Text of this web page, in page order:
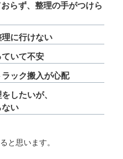
らず、 整理の手がつけら
に行けない
いて不安
ック搬入が心配
したいが、
ない
と思います。